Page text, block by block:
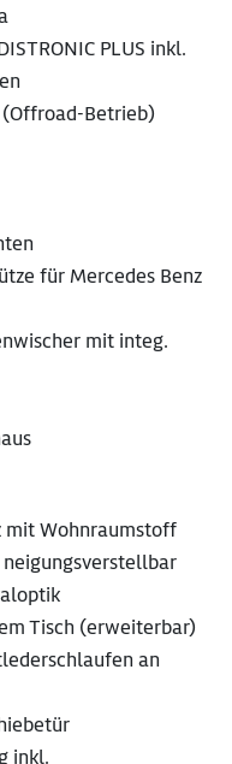
PLUS inkl.
Betrieb)
für Mercedes Benz
mit integ.
mit Wohnraumstoff
Tisch (erweiterbar)
an
inkl.